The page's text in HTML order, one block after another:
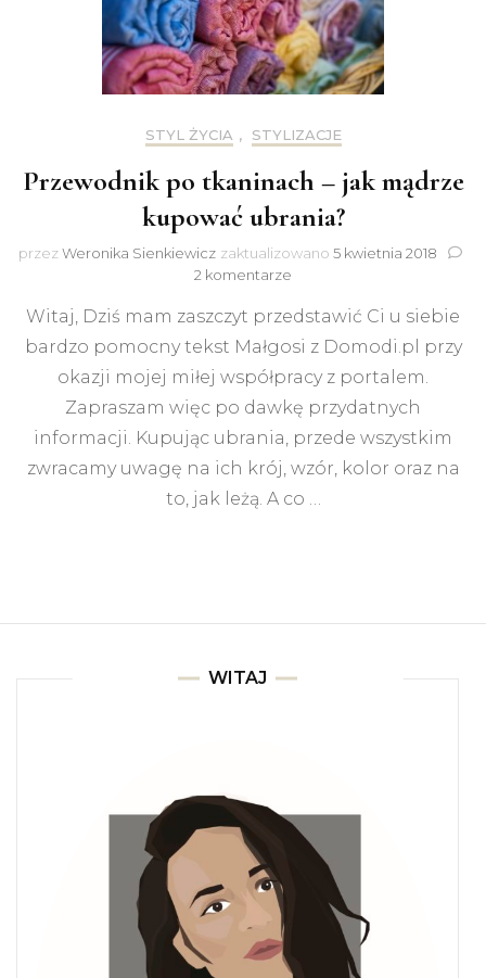
STYL ŻYCIA , STYLIZACJE
Przewodnik po tkaninach – jak mądrze
kupować ubrania?
przezWeronika Sienkiewicz zaktualizowano 5 kwietnia 2018
2 komentarze
po
tkaninach
jak
mądrze
ubrania?
Witaj, Dziś mam zaszczyt przedstawić Ci u siebie
bardzo pomocny tekst Małgosi z Domodi.pl przy
okazji mojej miłej współpracy z portalem.
Zapraszam więc po dawkę przydatnych
informacji. Kupując ubrania, przede wszystkim
zwracamy uwagę na ich krój, wzór, kolor oraz na
to, jak leżą. A co …
WITAJ